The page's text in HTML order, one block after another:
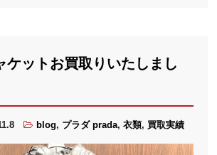
ケットお買取りいたしまし
blog, プラダ prada, 衣類, 買取実績